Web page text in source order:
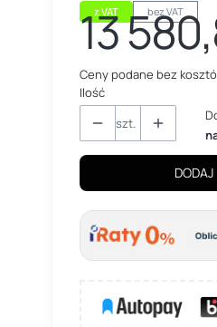
z VAT bez VAT
Cena
13
Ceny podane bez
Ilość
szt.